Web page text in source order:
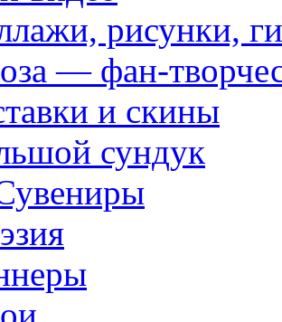
рисунки,
— фан-
и скины
сундук